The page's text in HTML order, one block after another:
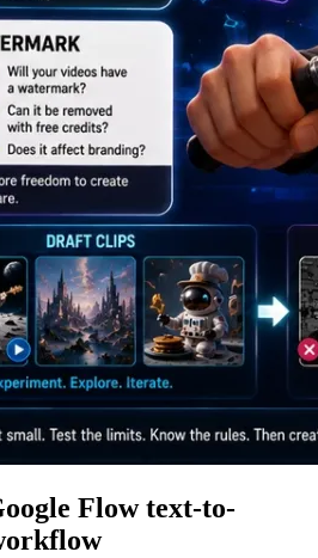
Flow text-to-